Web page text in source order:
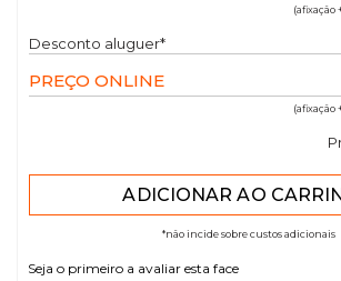
(afixação
Desconto aluguer*
PREÇO ONLINE
(afixação
*não incide sobre custos adicionais
Seja o primeiro a avaliar esta face